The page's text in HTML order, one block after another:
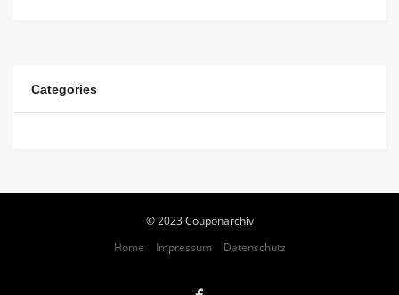
Categories
© 2023 Couponarchiv
Home
Impressum Datenschutz